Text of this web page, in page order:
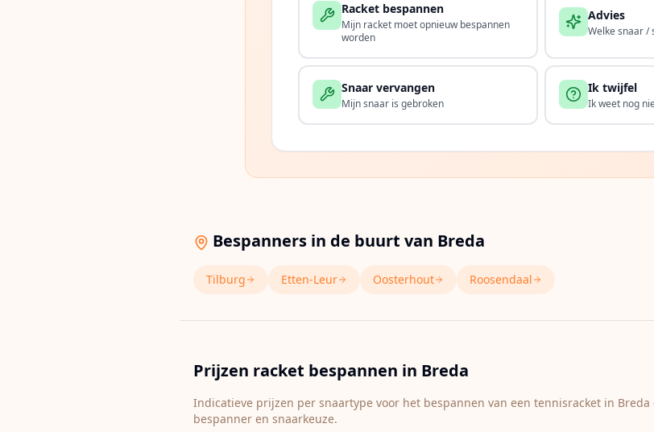
Racket bespannen
Mijn racket moet opnieuw bespannen
worden
Advies
Welke snaar /
Snaar vervangen
Mijn snaar is gebroken
Ik twijfel
Ik weet nog
Bespanners in de buurt van Breda
Tilburg Etten-Leur Oosterhout Roosendaal
Prijzen racket bespannen in Breda
Indicatieve prijzen per snaartype voor het bespannen van een tennisracket in Breda
bespanner en snaarkeuze.